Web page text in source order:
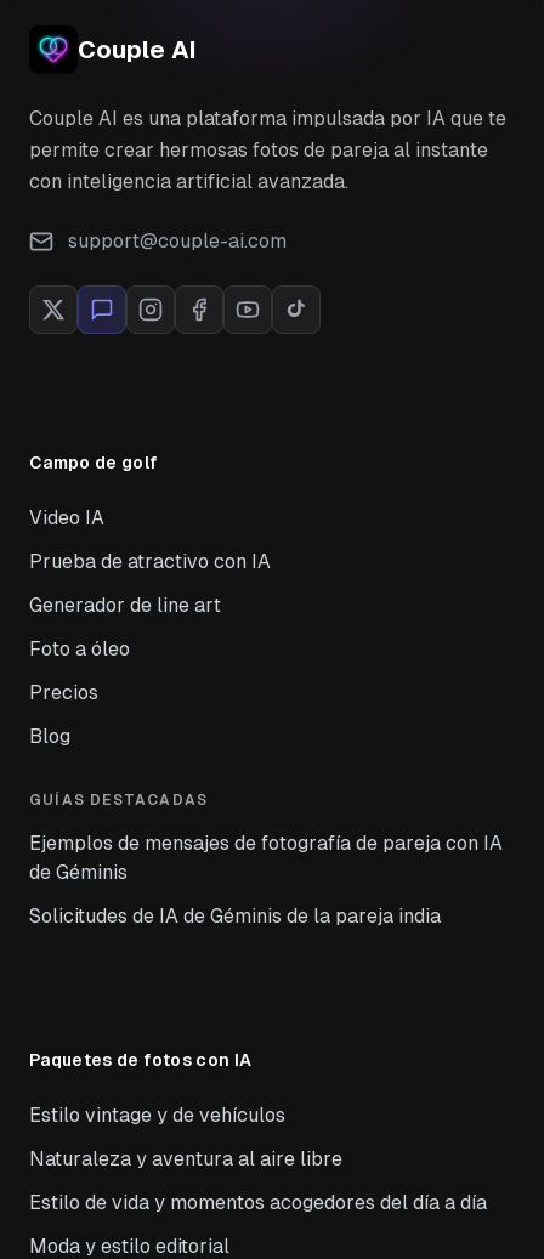
Couple AI
Couple AI es una plataforma impulsada por IA que te
permite crear hermosas fotos de pareja al instante
con inteligencia artificial avanzada.
support@couple-ai.com
Campo de golf
Video IA
Prueba de atractivo con IA
Generador de line art
Foto a óleo
Precios
Blog
GUÍAS DESTACADAS
Ejemplos de mensajes de fotografía de pareja con IA
de Géminis
Solicitudes de IA de Géminis de la pareja india
Paquetes de fotos con IA
Estilo vintage y de vehículos
Naturaleza y aventura al aire libre
Estilo de vida y momentos acogedores del día a día
Moda y estilo editorial